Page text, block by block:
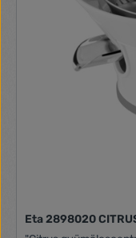
Eta 2898020